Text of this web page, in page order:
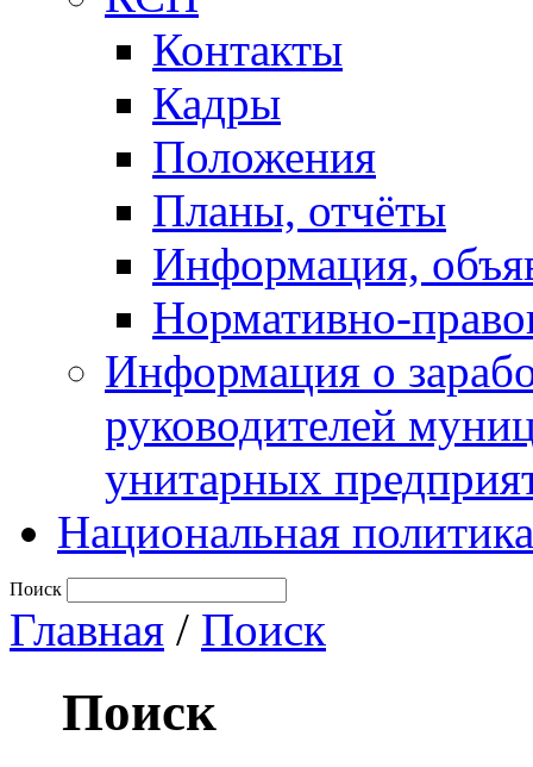
Контакты
Кадры
Положения
Планы, отчёты
Информация,
Нормативно-
Информация о
руководителей
унитарных
Национальная политика
Поиск
Главная / Поиск
Поиск